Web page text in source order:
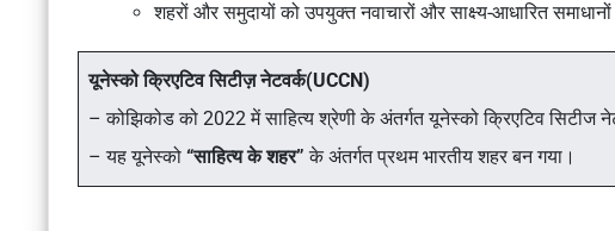
शहरों और समुदायों को उपयुक्त नवाचारों और साक्ष्य-आधारित
यूनेस्को क्रिएटिव सिटीज़ नेटवर्क(UCCN)
– कोझिकोड को 2022 में साहित्य श्रेणी के अंतर्गत यूनेस्को क्रिएटिव सिटीज
– यह यूनेस्को “साहित्य के शहर” के अंतर्गत प्रथम भारतीय शहर बन गया।